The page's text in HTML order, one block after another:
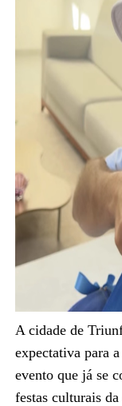
A cidade de
expectativa para
evento que já se
festas culturais